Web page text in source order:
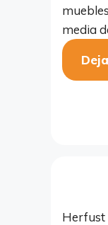
media
Herfust